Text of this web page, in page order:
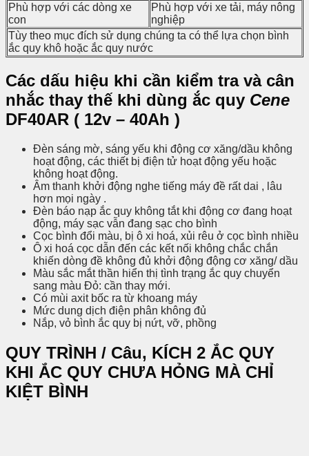
Phù hợp với các dòng xe
con
Phù hợp với xe tải, máy nông
nghiệp
Tùy theo mục đích sử dụng chúng ta có thể lựa chọn bình
ắc quy khô hoặc ắc quy nước
Các dấu hiệu khi cần kiểm tra và cân
nhắc thay thế khi dùng ắc quy Cene
DF40AR ( 12v – 40Ah )
Đèn sáng mờ, sáng yếu khi động cơ xăng/dầu không
hoạt động, các thiết bị điện tử hoạt động yếu hoặc
không hoạt động.
Âm thanh khởi động nghe tiếng máy đề rất dai , lâu
hơn mọi ngày .
Đèn báo nạp ắc quy không tắt khi động cơ đang hoạt
động, máy sạc vẫn đang sạc cho bình
Cọc bình đổi màu, bị ô xi hoá, xủi rêu ở cọc bình nhiều
Ô xi hoá cọc dẫn đến các kết nối không chắc chắn
khiến dòng đề không đủ khởi động động cơ xăng/ dầu
Màu sắc mắt thần hiển thị tình trạng ắc quy chuyển
sang màu Đỏ: cần thay mới.
Có mùi axit bốc ra từ khoang máy
Mức dung dịch điện phân không đủ
Nắp, vỏ bình ắc quy bị nứt, vỡ, phồng
QUY TRÌNH / Câu, KÍCH 2 ẮC QUY
KHI ẮC QUY CHƯA HỎNG MÀ CHỈ
KIỆT BÌNH